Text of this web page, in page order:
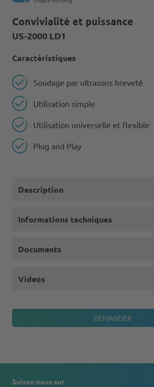
Convivialité et puissance
US-2000 LD1
Caractéristiques
Soudage par ultrasons breveté
Utilisation simple
Utilisation universelle et flexible
Plug and Play
Description
Informations techniques
Documents
Videos
Suivez-nous sur